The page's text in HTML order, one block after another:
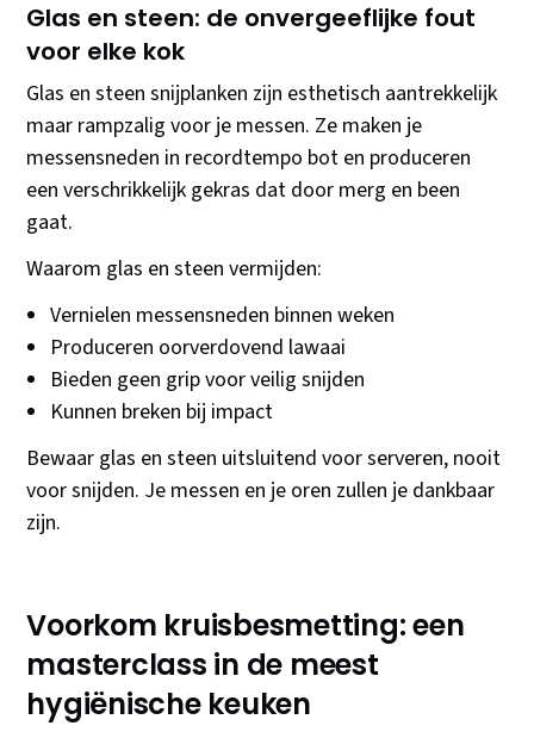
Glas en steen: de onvergeeflijke fout
voor elke kok
Glas en steen snijplanken zijn esthetisch aantrekkelijk
maar rampzalig voor je messen. Ze maken je
messensneden in recordtempo bot en produceren
een verschrikkelijk gekras dat door merg en been
gaat.
Waarom glas en steen vermijden:
Vernielen messensneden binnen weken
Produceren oorverdovend lawaai
Bieden geen grip voor veilig snijden
Kunnen breken bij impact
Bewaar glas en steen uitsluitend voor serveren, nooit
voor snijden. Je messen en je oren zullen je dankbaar
zijn.
Voorkom kruisbesmetting: een
masterclass in de meest
hygiënische keuken